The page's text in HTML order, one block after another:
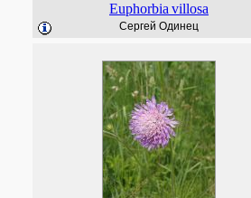
Euphorbia villosa
Сергей Одинец